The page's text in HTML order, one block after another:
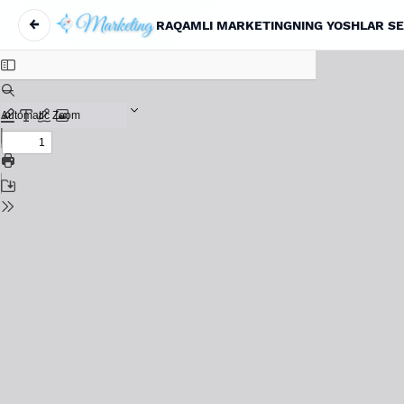
←
Maqola tafsilotlariga qaytish
RAQAMLI MARKETINGNING YOSHLAR